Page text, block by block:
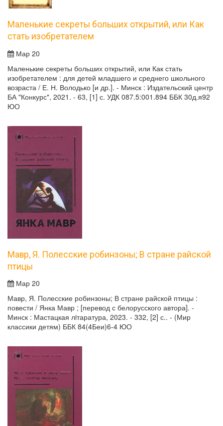
Маленькие секреты больших открытий, или Как
стать изобретателем
Мар 20
Маленькие секреты больших открытий, или Как стать
изобретателем : для детей младшего и среднего школьного
возраста / Е. Н. Володько [и др.]. - Минск : Издательский центр
БА "Конкурс", 2021. - 63, [1] с. УДК 087.5:001.894 ББК 30д.я92
ЮО
Мавр, Я. Полесские робинзоны; В стране райской
птицы
Мар 20
Мавр, Я. Полесские робинзоны; В стране райской птицы :
повести / Янка Мавр ; [перевод с белорусского автора]. -
Минск : Мастацкая лiтаратура, 2023. - 332, [2] с.. - (Мир
классики детям) ББК 84(4Беи)6-4 ЮО